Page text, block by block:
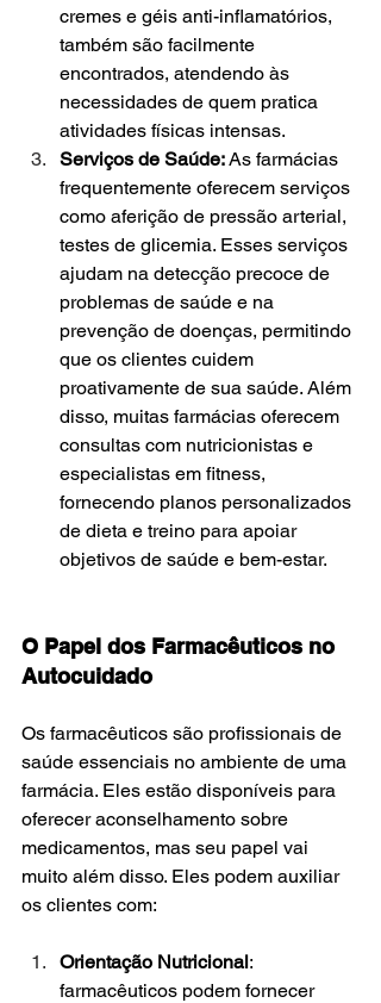
cremes e géis anti-inflamatórios,
também são facilmente
encontrados, atendendo às
necessidades de quem pratica
atividades físicas intensas.
Serviços de Saúde: As farmácias
frequentemente oferecem serviços
como aferição de pressão arterial,
testes de glicemia. Esses serviços
ajudam na detecção precoce de
problemas de saúde e na
prevenção de doenças, permitindo
que os clientes cuidem
proativamente de sua saúde. Além
disso, muitas farmácias oferecem
consultas com nutricionistas e
especialistas em fitness,
fornecendo planos personalizados
de dieta e treino para apoiar
objetivos de saúde e bem-estar.
O Papel dos Farmacêuticos no
Autocuidado
Os farmacêuticos são profissionais de
saúde essenciais no ambiente de uma
farmácia. Eles estão disponíveis para
oferecer aconselhamento sobre
medicamentos, mas seu papel vai
muito além disso. Eles podem auxiliar
os clientes com:
Orientação Nutricional:
farmacêuticos podem fornecer